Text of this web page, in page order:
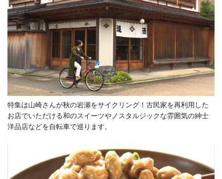
特集は山崎さんが秋の岩瀬をサイクリング！古民家を再利用した
お店でいただける和のスイーツやノスタルジックな雰囲気の紳士
洋品店などを自転車で巡ります。